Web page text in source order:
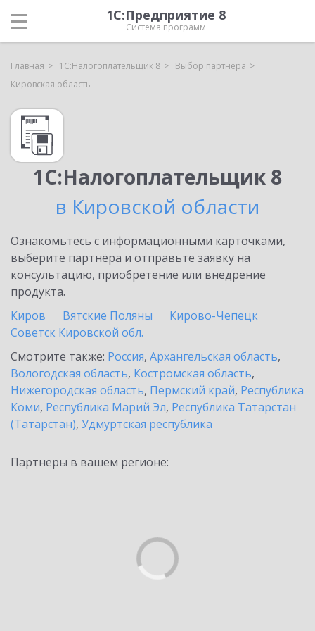
1С:Предприятие 8
Система программ
Главная 1С:Налогоплательщик 8
Выбор партнёра
Кировская область
1С:Налогоплательщик 8
в Кировской области
Ознакомьтесь с информационными карточками,
выберите партнёра и отправьте заявку на
консультацию, приобретение или внедрение
продукта.
Киров
Вятские Поляны
Кирово-Чепецк
Советск Кировской обл.
Смотрите также: Россия, Архангельская область,
Вологодская область, Костромская область,
Нижегородская область, Пермский край, Республика
Коми, Республика Марий Эл, Республика Татарстан
(Татарстан), Удмуртская республика
Партнеры в вашем регионе: